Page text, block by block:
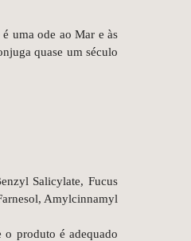
uma ode ao Mar e às
quase um século
Salicylate, Fucus
Amylcinnamyl
o produto é adequado